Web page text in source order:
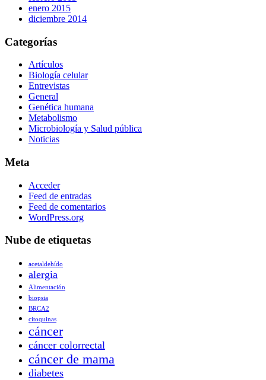
enero 2015
diciembre 2014
Categorías
Artículos
Biología celular
Entrevistas
General
Genética humana
Metabolismo
Microbiología y Salud pública
Noticias
Meta
Acceder
Feed de entradas
Feed de comentarios
WordPress.org
Nube de etiquetas
acetaldehído
alergia
Alimentación
biopsia
BRCA2
citoquinas
cáncer
cáncer colorrectal
cáncer de mama
diabetes